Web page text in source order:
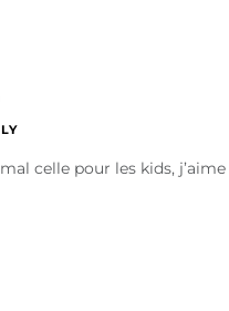
celle pour les kids,